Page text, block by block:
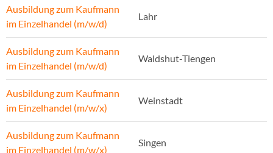
Ausbildung zum Kaufmann
im Einzelhandel (m/w/d)
Lahr
Ausbildung zum Kaufmann
im Einzelhandel (m/w/d)
Waldshut-Tiengen
Ausbildung zum Kaufmann
im Einzelhandel (m/w/x)
Weinstadt
Ausbildung zum Kaufmann
im Einzelhandel (m/w/x)
Singen